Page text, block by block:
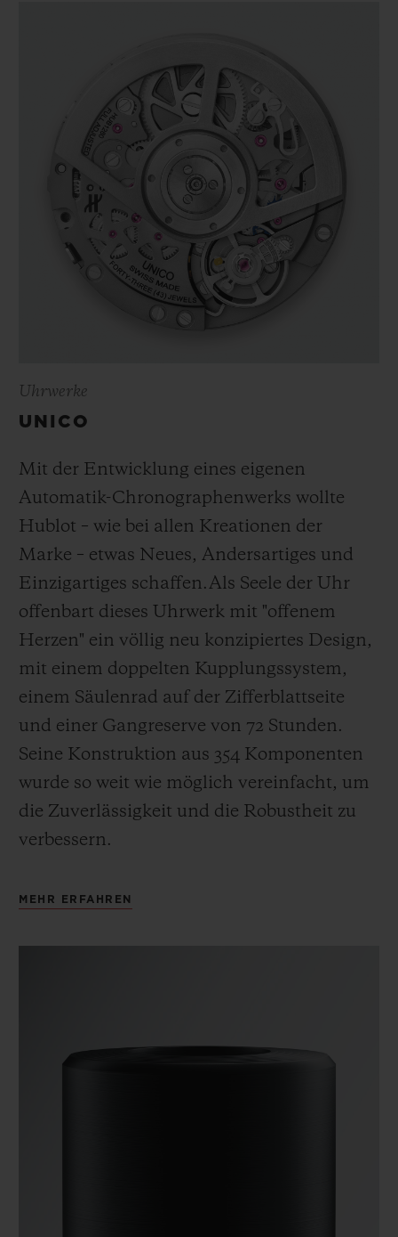
Uhrwerke
UNICO
Mit der Entwicklung eines eigenen
Automatik-Chronographenwerks wollte
Hublot – wie bei allen Kreationen der
Marke – etwas Neues, Andersartiges und
Einzigartiges schaffen.Als Seele der Uhr
offenbart dieses Uhrwerk mit "offenem
Herzen" ein völlig neu konzipiertes Design,
mit einem doppelten Kupplungssystem,
einem Säulenrad auf der Zifferblattseite
und einer Gangreserve von 72 Stunden.
Seine Konstruktion aus 354 Komponenten
wurde so weit wie möglich vereinfacht, um
die Zuverlässigkeit und die Robustheit zu
verbessern.
MEHR ERFAHREN